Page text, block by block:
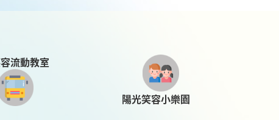
流動教室
陽光笑容小樂園